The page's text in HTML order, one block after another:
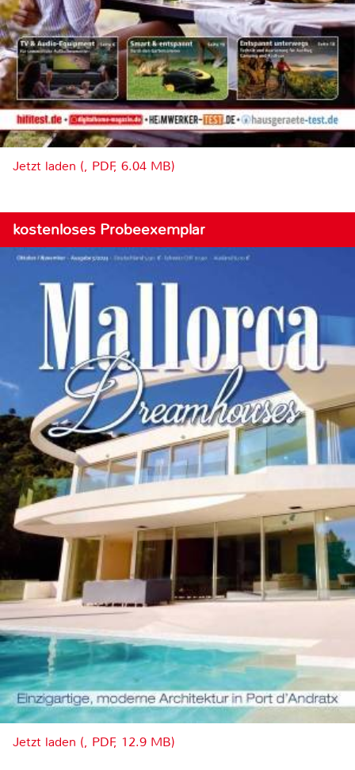
Jetzt laden (, PDF, 6.04 MB)
kostenloses Probeexemplar
Jetzt laden (, PDF, 12.9 MB)